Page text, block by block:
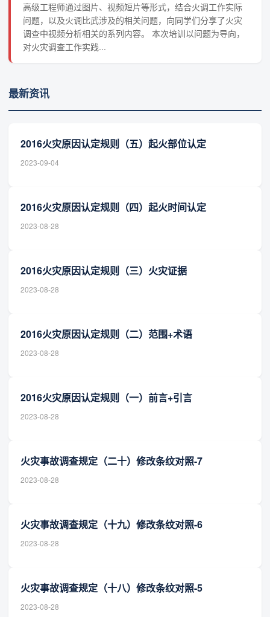
高级工程师通过图片、视频短片等形式，结合火调工作实际
问题，以及火调比武涉及的相关问题，向同学们分享了火灾
调查中视频分析相关的系列内容。 本次培训以问题为导向，
对火灾调查工作实践...
最新资讯
2016火灾原因认定规则（五）起火部位认定
2023-09-04
2016火灾原因认定规则（四）起火时间认定
2023-08-28
2016火灾原因认定规则（三）火灾证据
2023-08-28
2016火灾原因认定规则（二）范围+术语
2023-08-28
2016火灾原因认定规则（一）前言+引言
2023-08-28
火灾事故调查规定（二十）修改条纹对照-7
2023-08-28
火灾事故调查规定（十九）修改条纹对照-6
2023-08-28
火灾事故调查规定（十八）修改条纹对照-5
2023-08-28